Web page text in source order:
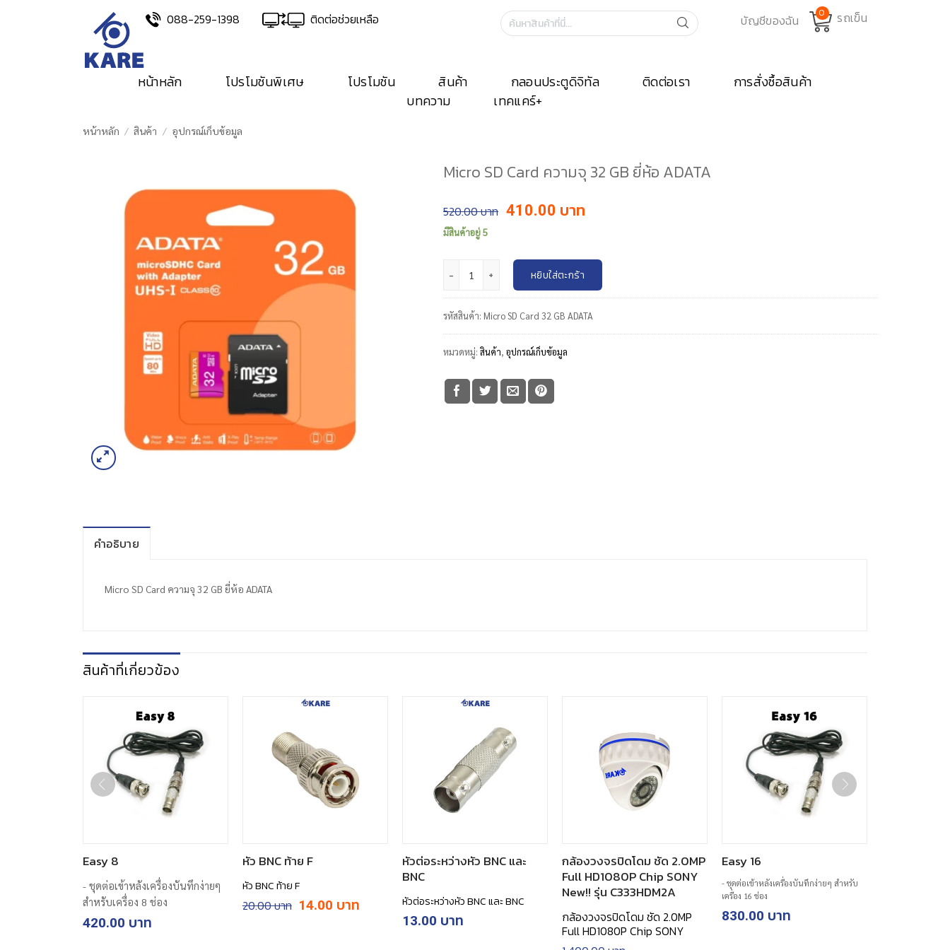
088-259-1398 ติดต่อช่วยเหลือ ค้นหา:
0
หน้าหลัก โปรโมชันพิเศษ โปรโมชัน สินค้า กลอนประตูดิจิทัล ติดต่อเรา
การสั่งซื้อสินค้า
บทความ
เทคแคร์+
หน้าหลัก / สินค้า / อุปกรณ์เก็บข้อมูล
Micro SD Card ความจุ 32 GB ยี่ห้อ ADATA
520.00 Original
฿520.00.
410.00 Current
฿410.00.
มีสินค้าอยู่ 5
จำนวน Micro SD Card ความจุ 32 GB ยี่ห้อ ADATA ชิ้น
หยิบใส่ตะกร้า
รหัสสินค้า: Micro SD Card 32 GB ADATA
หมวดหมู่: สินค้า, อุปกรณ์เก็บข้อมูล
คำอธิบาย
Micro SD Card ความจุ 32 GB ยี่ห้อ ADATA
สินค้าที่เกี่ยวข้อง
Easy 8
420.00
- ชุดต่อเข้าหลังเครื่องบันทึกง่ายๆ
สำหรับเครื่อง 8 ช่อง
หัว BNC ท้าย F
20.00 Original
price
14.00 Current
price
หัว BNC ท้าย F
หัวต่อระหว่างหัว BNC และ
BNC
13.00
หัวต่อระหว่างหัว BNC และ BNC
กล้องวงจรปิดโดม ชัด 2.0MP
Full HD1080P Chip SONY
New!! รุ่น C333HDM2A
กล้องวงจรปิดโดม ชัด 2.0MP
Full HD1080P Chip SONY
Easy 16
830.00
- ชุดต่อเข้าหลังเครื่องบันทึกง่ายๆ สำหรับ
เครื่อง 16 ช่อง